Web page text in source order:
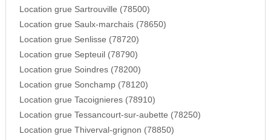
Location grue Sartrouville (78500)
Location grue Saulx-marchais (78650)
Location grue Senlisse (78720)
Location grue Septeuil (78790)
Location grue Soindres (78200)
Location grue Sonchamp (78120)
Location grue Tacoignieres (78910)
Location grue Tessancourt-sur-aubette (78250)
Location grue Thiverval-grignon (78850)